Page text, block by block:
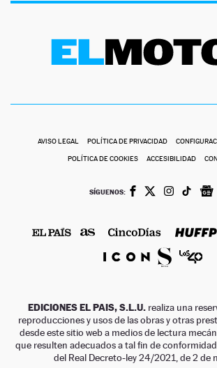
AVISO LEGAL POLÍTICA DE PRIVACIDAD
POLÍTICA DE COOKIES ACCESIBILIDAD
SÍGUENOS:
EDICIONES EL PAIS, S.L.U. realiza una
reproducciones y usos de las obras y otras
desde este sitio web a medios de lectura
que resulten adecuados a tal fin de
del Real Decreto-ley 24/2021, de 2 de